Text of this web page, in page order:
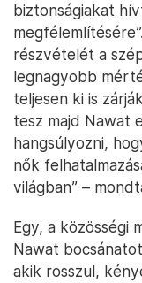
biztonságiakat
részvételét a
legnagyobb
teljesen ki is
tesz majd Nawat
hangsúlyozni,
nők
világban” –
Egy, a közösségi
Nawat
akik rosszul,